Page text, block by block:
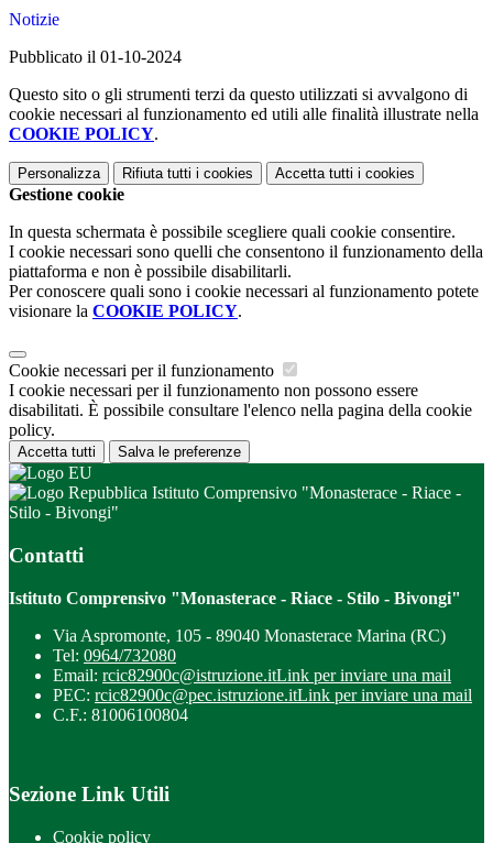
Notizie
Pubblicato il 01-10-2024
Questo sito o gli strumenti terzi da questo utilizzati si avvalgono di
cookie necessari al funzionamento ed utili alle finalità illustrate nella
COOKIE POLICY.
Personalizza Rifiuta tutti i cookies Accetta tutti i cookies
Gestione cookie
In questa schermata è possibile scegliere quali cookie consentire.
I cookie necessari sono quelli che consentono il funzionamento della
piattaforma e non è possibile disabilitarli.
Per conoscere quali sono i cookie necessari al funzionamento potete
visionare la COOKIE POLICY.
Cookie necessari per il funzionamento
I cookie necessari per il funzionamento non possono essere
disabilitati. È possibile consultare l'elenco nella pagina della cookie
policy.
Accetta tutti Salva le preferenze
Istituto Comprensivo "Monasterace - Riace -
Stilo - Bivongi"
Contatti
Istituto Comprensivo "Monasterace - Riace - Stilo - Bivongi"
Via Aspromonte, 105 - 89040 Monasterace Marina (RC)
Tel: 0964/732080
Email: rcic82900c@istruzione.itLink per inviare una mail
PEC: rcic82900c@pec.istruzione.itLink per inviare una mail
C.F.: 81006100804
Sezione Link Utili
Cookie policy